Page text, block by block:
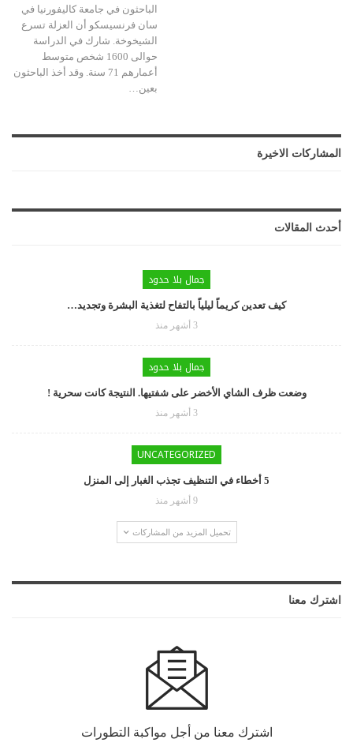
الباحثون في جامعة كاليفورنيا في
سان فرنسيسكو أن العزلة تسرع
الشيخوخة. شارك في الدراسة
حوالى 1600 شخص متوسط
أعمارهم 71 سنة. وقد أخذ الباحثون
بعين…
المشاركات الاخيرة
أحدث المقالات
جمال بلا حدود
كيف تعدين كريماً ليلياً بالتفاح لتغذية البشرة وتجديد…
3 أشهر منذ
جمال بلا حدود
وضعت ظرف الشاي الأخضر على شفتيها. النتيجة كانت سحرية !
3 أشهر منذ
UNCATEGORIZED
5 أخطاء في التنظيف تجذب الغبار إلى المنزل
9 أشهر منذ
تحميل المزيد من المشاركات
اشترك معنا
اشترك معنا من أجل مواكبة التطورات